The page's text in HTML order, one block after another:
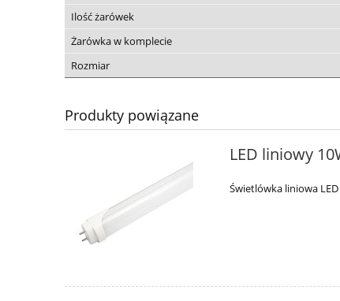
Ilość żarówek
Żarówka w komplecie
Rozmiar
Produkty powiązane
LED liniowy
Świetlówka liniowa